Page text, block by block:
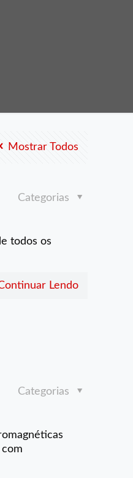
Mostrar Todos
Categorias
todos os
Lendo
Categorias